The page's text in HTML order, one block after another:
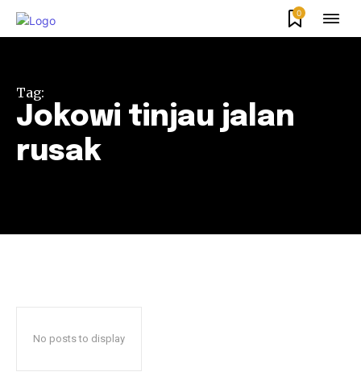
0
Tag:
Jokowi tinjau jalan
rusak
No posts to display